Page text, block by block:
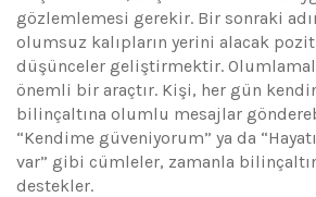
gözlemlemesi gerekir. Bir sonraki
olumsuz kalıpların yerini alacak
düşünceler geliştirmektir.
önemli bir araçtır. Kişi, her gün
bilinçaltına olumlu mesajlar
“Kendime güveniyorum” ya da
var” gibi cümleler, zamanla
destekler.